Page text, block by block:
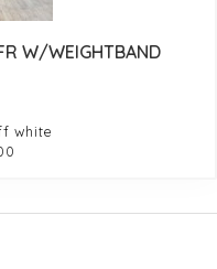
W/WEIGHTBAND
white